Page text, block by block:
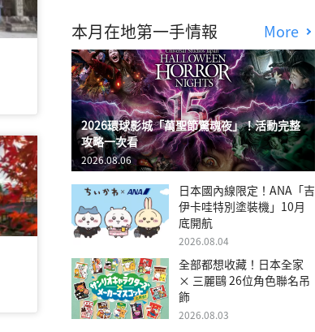
本月在地第一手情報 More
2026環球影城「萬聖節驚魂夜」！活動完整
攻略一次看
2026.08.06
日本國內線限定！ANA「吉
伊卡哇特別塗裝機」10月
底開航
2026.08.04
全部都想收藏！日本全家
× 三麗鷗 26位角色聯名吊
飾
2026.08.03